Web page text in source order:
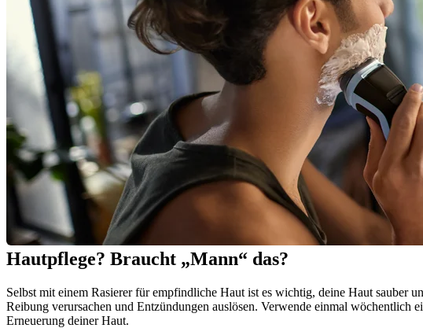
Hautpflege? Braucht „Mann“ das?
Selbst mit einem Rasierer für empfindliche Haut ist es wichtig, deine Haut sauber
Reibung verursachen und Entzündungen auslösen. Verwende einmal
Erneuerung deiner Haut.